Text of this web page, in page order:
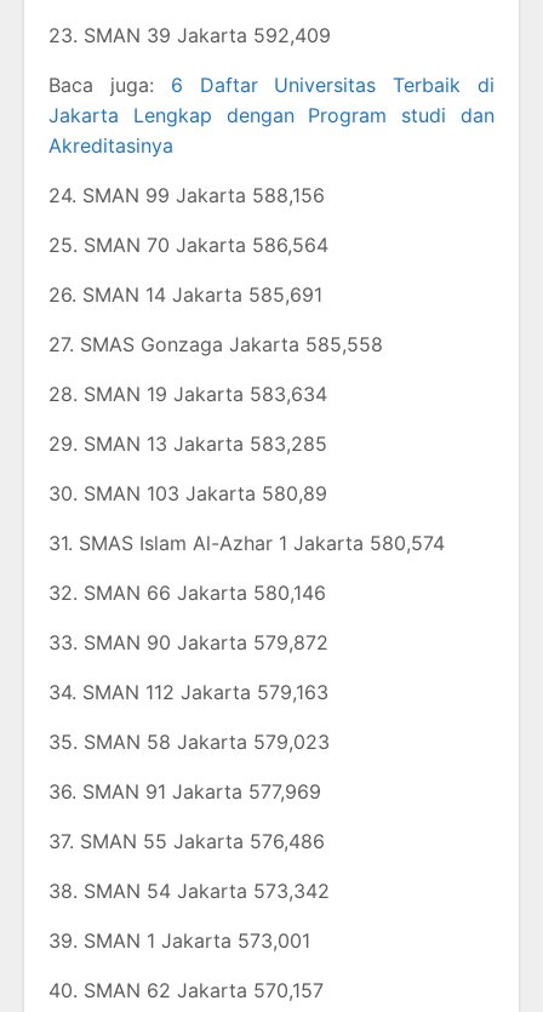
23. SMAN 39 Jakarta 592,409
Baca juga: 6 Daftar Universitas Terbaik di
Jakarta Lengkap dengan Program studi dan
Akreditasinya
24. SMAN 99 Jakarta 588,156
25. SMAN 70 Jakarta 586,564
26. SMAN 14 Jakarta 585,691
27. SMAS Gonzaga Jakarta 585,558
28. SMAN 19 Jakarta 583,634
29. SMAN 13 Jakarta 583,285
30. SMAN 103 Jakarta 580,89
31. SMAS Islam Al-Azhar 1 Jakarta 580,574
32. SMAN 66 Jakarta 580,146
33. SMAN 90 Jakarta 579,872
34. SMAN 112 Jakarta 579,163
35. SMAN 58 Jakarta 579,023
36. SMAN 91 Jakarta 577,969
37. SMAN 55 Jakarta 576,486
38. SMAN 54 Jakarta 573,342
39. SMAN 1 Jakarta 573,001
40. SMAN 62 Jakarta 570,157